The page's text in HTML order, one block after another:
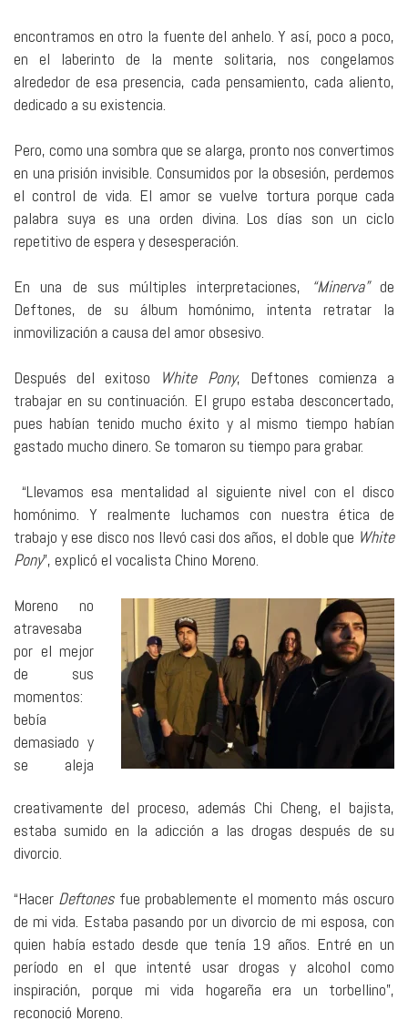
encontramos en otro la fuente del anhelo. Y así, poco a poco,
en el laberinto de la mente solitaria, nos congelamos
alrededor de esa presencia, cada pensamiento, cada aliento,
dedicado a su existencia.
Pero, como una sombra que se alarga, pronto nos convertimos
en una prisión invisible. Consumidos por la obsesión, perdemos
el control de vida. El amor se vuelve tortura porque cada
palabra suya es una orden divina. Los días son un ciclo
repetitivo de espera y desesperación.
En una de sus múltiples interpretaciones, “Minerva”de
Deftones, de su álbum homónimo, intenta retratar la
inmovilización a causa del amor obsesivo.
Después del exitoso White Pony, Deftones comienza a
trabajar en su continuación. El grupo estaba desconcertado,
pues habían tenido mucho éxito y al mismo tiempo habían
gastado mucho dinero. Se tomaron su tiempo para grabar.
“Llevamos esa mentalidad al siguiente nivel con el disco
homónimo. Y realmente luchamos con nuestra ética de
trabajo y ese disco nos llevó casi dos años, el doble que White
Pony”, explicó el vocalista Chino Moreno.
Moreno no
atravesaba
por el mejor
de sus
momentos:
bebía
demasiado y
se aleja
creativamente del proceso, además Chi Cheng, el bajista,
estaba sumido en la adicción a las drogas después de su
divorcio.
“Hacer Deftonesfue probablemente el momento más oscuro
de mi vida. Estaba pasando por un divorcio de mi esposa, con
quien había estado desde que tenía 19 años. Entré en un
período en el que intenté usar drogas y alcohol como
inspiración, porque mi vida hogareña era un torbellino”,
reconoció Moreno.